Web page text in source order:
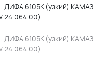
6105К (узкий) КАМАЗ
6105К (узкий) КАМАЗ